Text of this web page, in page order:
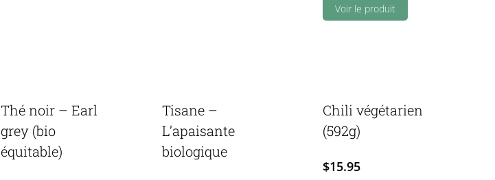
Voir le produit
Thé noir – Earl
grey (bio
équitable)
Tisane –
L’apaisante
biologique
Chili végétarien
(592g)
$15.95